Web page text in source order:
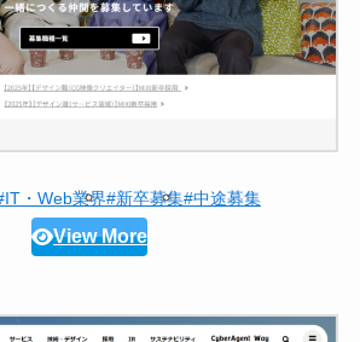
・Web業界#新卒募集#中途募集
View More